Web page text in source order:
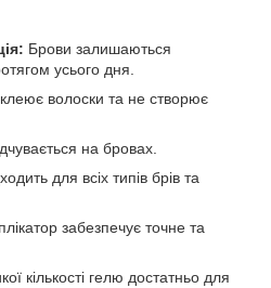
Брови залишаються
усього дня.
волоски та не створює
на бровах.
для всіх типів брів та
забезпечує точне та
кількості гелю достатньо для